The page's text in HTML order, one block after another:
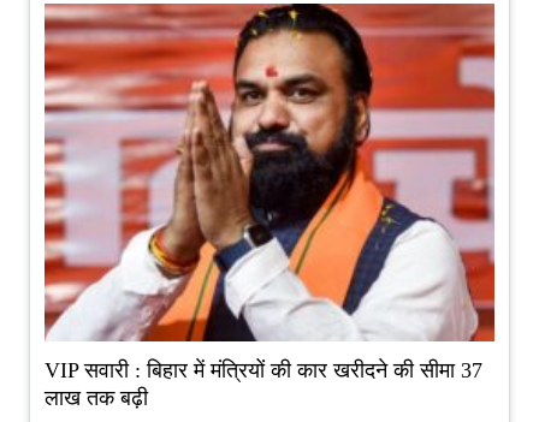
VIP सवारी : बिहार में मंत्रियों की कार खरीदने की सीमा 37
लाख तक बढ़ी